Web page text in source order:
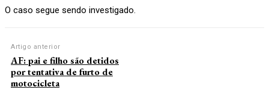
O caso segue sendo investigado.
Artigo anterior
AF: pai e filho são detidos
por tentativa de furto de
motocicleta